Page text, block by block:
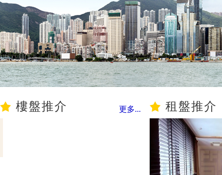
更多...
樓盤推介 租盤推介